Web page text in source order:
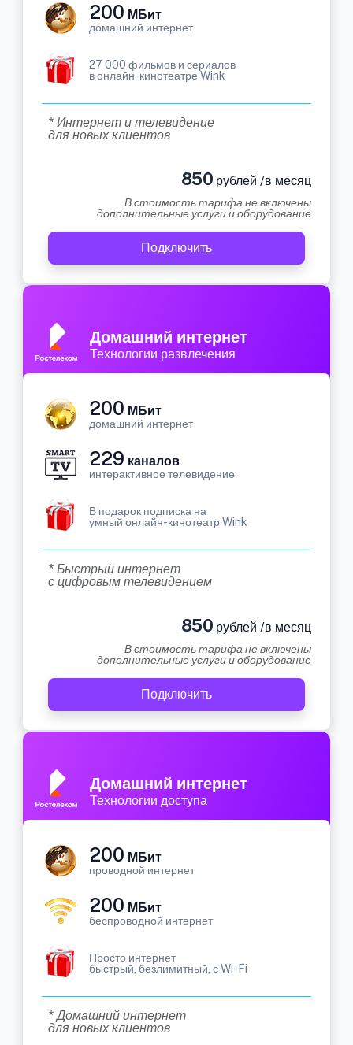
200 МБит
домашний интернет
27 000 фильмов и сериалов
в онлайн-кинотеатре Wink
* Интернет и телевидение
для новых клиентов
850 рублей /в месяц
В стоимость тарифа не включены
дополнительные услуги и оборудование
Подключить
Домашний интернет
Технологии развлечения
200 МБит
домашний интернет
229 каналов
интерактивное телевидение
В подарок подписка на
умный онлайн-кинотеатр Wink
* Быстрый интернет
с цифровым телевидением
850 рублей /в месяц
В стоимость тарифа не включены
дополнительные услуги и оборудование
Подключить
Домашний интернет
Технологии доступа
200 МБит
проводной интернет
200 МБит
беспроводной интернет
Просто интернет
быстрый, безлимитный, с Wi-Fi
* Домашний интернет
для новых клиентов